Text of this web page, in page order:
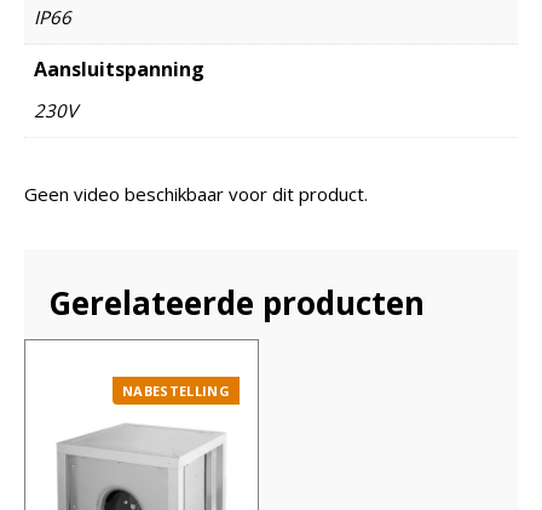
IP66
Aansluitspanning
230V
Geen video beschikbaar voor dit product.
Gerelateerde producten
NABESTELLING